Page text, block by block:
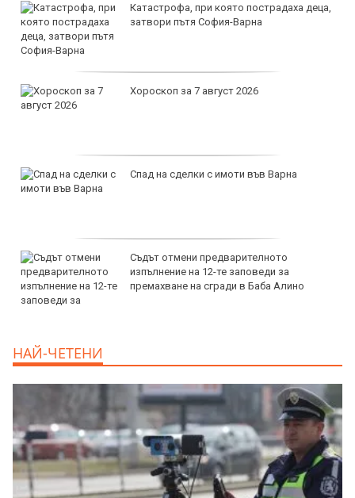
при която пострадаха деца,
пътя София-Варна
за 7 август 2026
на сделки с имоти във Варна
отмени предварителното
на 12-те заповеди за
на сгради в Баба Алино
НАЙ-ЧЕТЕНИ